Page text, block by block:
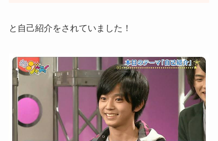
と自己紹介をされていました！